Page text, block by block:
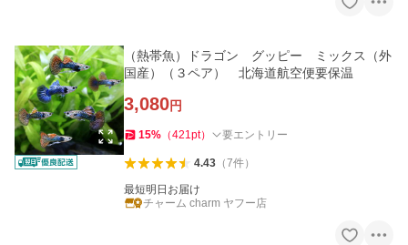
（熱帯魚）ドラゴン グッピー ミックス（外
国産）（３ペア） 北海道航空便要保温
3,080円
15% （421pt） 要エントリー
4.43（7件）
最短明日お届け
チャーム charm ヤフー店